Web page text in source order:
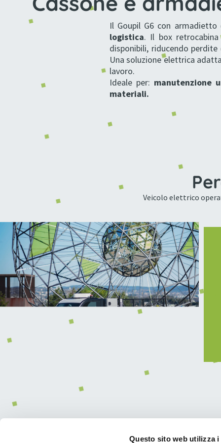
Questo sito web utilizza i
Il Goupil G6 con
logistica. Il box
disponibili, riducendo
Una soluzione elettrica
lavoro.
Ideale per: manutenzione
materiali.
Veicolo elettrico